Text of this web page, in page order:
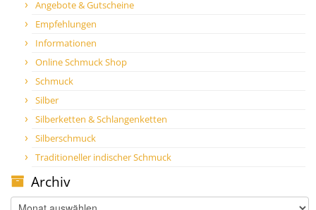
Angebote & Gutscheine
Empfehlungen
Informationen
Online Schmuck Shop
Schmuck
Silber
Silberketten & Schlangenketten
Silberschmuck
Traditioneller indischer Schmuck
Archiv
Archiv